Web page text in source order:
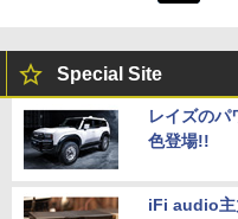
Special Site
レイズのパ
色登場!!
iFi audio主